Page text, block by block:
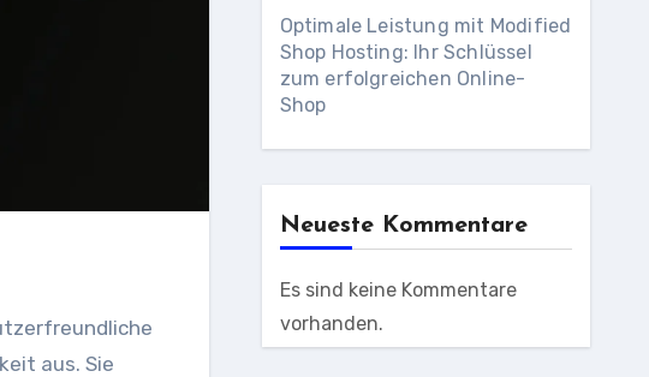
aus. Sie
Optimale Leistung mit Modified
Shop Hosting: Ihr Schlüssel
zum erfolgreichen Online-
Shop
Neueste Kommentare
Es sind keine Kommentare
vorhanden.